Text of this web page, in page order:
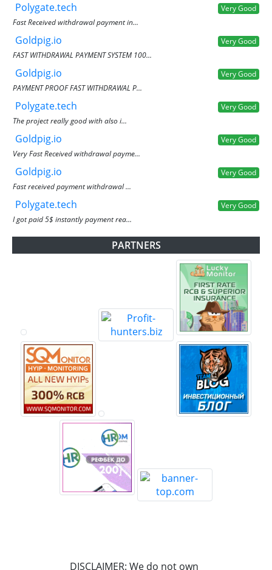
Polygate.tech
Very Good
Fast Received withdrawal payment in...
Goldpig.io
Very Good
FAST WITHDRAWAL PAYMENT SYSTEM 100...
Goldpig.io
Very Good
PAYMENT PROOF FAST WITHDRAWAL P...
Polygate.tech
Very Good
The project really good with also i...
Goldpig.io
Very Good
Very Fast Received withdrawal payme...
Goldpig.io
Very Good
Fast received payment withdrawal ...
Polygate.tech
Very Good
I got paid 5$ instantly payment rea...
PARTNERS
DISCLAIMER: We do not own